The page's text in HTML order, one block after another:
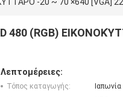
-20 ~ 70 ×640 [VGA]
480 (RGB)
Λεπτομέρειες:
Τόπος καταγωγής:
Ιαπωνία